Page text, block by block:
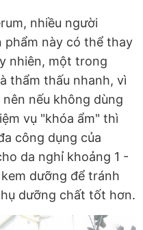
nhiều người
phẩm này có thể thay
nhiên, một trong
thẩm thấu nhanh, vì
nếu không dùng
vụ "khóa ẩm" thì
công dụng của
da nghỉ khoảng 1 -
dưỡng để tránh
dưỡng chất tốt hơn.